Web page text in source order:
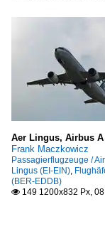
Aer Lingus, Airbus A
Frank Maczkowicz
Passagierflugzeuge /
Lingus (EI-EIN)
(BER-EDDB)
 149 1200x832 Px,